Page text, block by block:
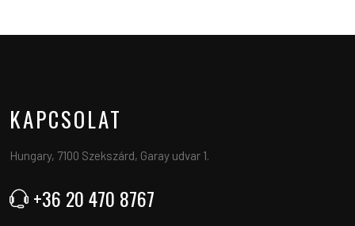
KAPCSOLAT
Hungary, 7100 Szekszárd, Garay udvar 1.
+36 20 470 8767